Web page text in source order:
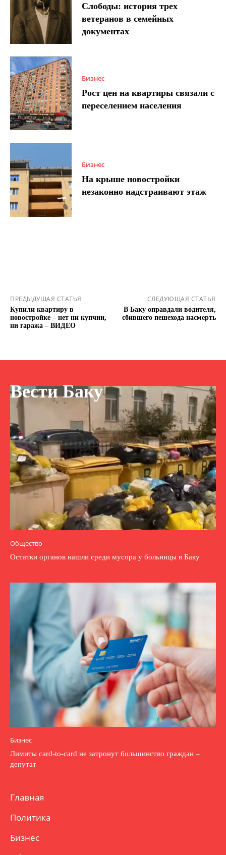
Слободы: история трех
ветеранов в семейных
документах
Бизнес
Рост цен на квартиры связали с
переселением населения
Бизнес
На крыше новостройки
незаконно надстраивают этаж
ПРЕДЫДУЩАЯ СТАТЬЯ
Купили квартиру в
новостройке – нет ни купчии,
ни гаража – ВИДЕО
СЛЕДУЮЩАЯ СТАТЬЯ
В Баку оправдали водителя,
сбившего пешехода насмерть
Вести Баку
Общество
Остатки органов нашли среди мусора у больницы в Баку
Бизнес
Лимиты card-to-card не затронут большинство граждан –
депутат
Главная
Политика
Бизнес